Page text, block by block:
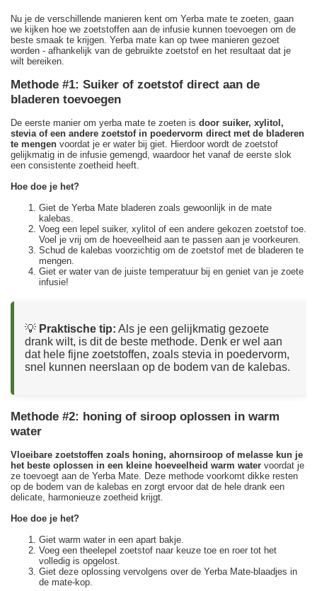
Nu je de verschillende manieren kent om Yerba mate te zoeten, gaan
we kijken hoe we zoetstoffen aan de infusie kunnen toevoegen om de
beste smaak te krijgen. Yerba mate kan op twee manieren gezoet
worden - afhankelijk van de gebruikte zoetstof en het resultaat dat je
wilt bereiken.
Methode #1: Suiker of zoetstof direct aan de
bladeren toevoegen
De eerste manier om yerba mate te zoeten is door suiker, xylitol,
stevia of een andere zoetstof in poedervorm direct met de bladeren
te mengen voordat je er water bij giet. Hierdoor wordt de zoetstof
gelijkmatig in de infusie gemengd, waardoor het vanaf de eerste slok
een consistente zoetheid heeft.
Hoe doe je het?
Giet de Yerba Mate bladeren zoals gewoonlijk in de mate
kalebas.
Voeg een lepel suiker, xylitol of een andere gekozen zoetstof toe.
Voel je vrij om de hoeveelheid aan te passen aan je voorkeuren.
Schud de kalebas voorzichtig om de zoetstof met de bladeren te
mengen.
Giet er water van de juiste temperatuur bij en geniet van je zoete
infusie!
💡 Praktische tip: Als je een gelijkmatig gezoete
drank wilt, is dit de beste methode. Denk er wel aan
dat hele fijne zoetstoffen, zoals stevia in poedervorm,
snel kunnen neerslaan op de bodem van de kalebas.
Methode #2: honing of siroop oplossen in warm
water
Vloeibare zoetstoffen zoals honing, ahornsiroop of melasse kun je
het beste oplossen in een kleine hoeveelheid warm water voordat je
ze toevoegt aan de Yerba Mate. Deze methode voorkomt dikke resten
op de bodem van de kalebas en zorgt ervoor dat de hele drank een
delicate, harmonieuze zoetheid krijgt.
Hoe doe je het?
Giet warm water in een apart bakje.
Voeg een theelepel zoetstof naar keuze toe en roer tot het
volledig is opgelost.
Giet deze oplossing vervolgens over de Yerba Mate-blaadjes in
de mate-kop.